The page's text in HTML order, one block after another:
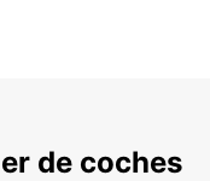
de coches